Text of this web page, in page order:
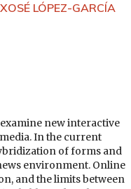
XOSÉ LÓPEZ-GARCÍA
new interactive
In the current
of forms and
environment. Online
and the limits between